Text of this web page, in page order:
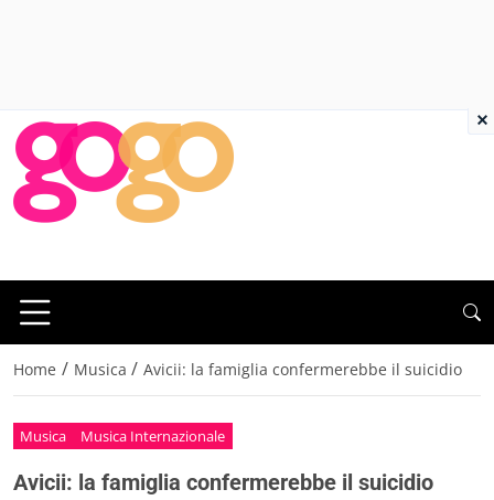
Home / Musica / Avicii: la famiglia confermerebbe il suicidio
Musica Musica Internazionale
Avicii: la famiglia confermerebbe il suicidio
×